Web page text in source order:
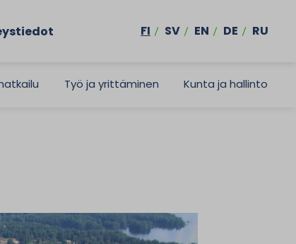
FI SV EN DE RU
Työ ja yrittäminen Kunta ja hallinto